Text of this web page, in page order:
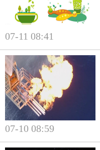
07-11 08:41
07-10 08:59